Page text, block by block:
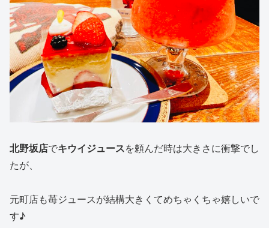
北野坂店でキウイジュースを頼んだ時は大きさに衝撃でし
たが、
元町店も苺ジュースが結構大きくてめちゃくちゃ嬉しいで
す♪